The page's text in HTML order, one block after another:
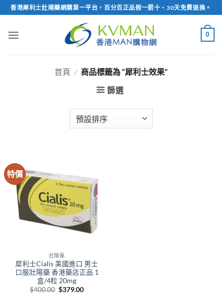
Skip
to
content
香港犀利士壯陽藥網購第一平台，百分百正品假一罰十、30天免費退換。
0
首頁 / 商品標籤為 “犀利士效果”
篩選
特價
壯陽藥
犀利士Cialis 美國進口 男士
口服壯陽藥 香港藥店正品 1
盒/4粒 20mg
$400.00 Original
$379.00Current